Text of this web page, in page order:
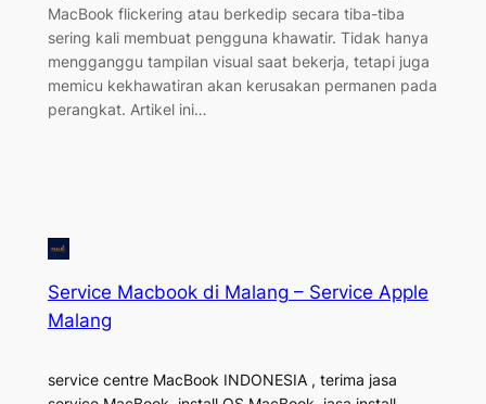
MacBook flickering atau berkedip secara tiba-tiba
sering kali membuat pengguna khawatir. Tidak hanya
mengganggu tampilan visual saat bekerja, tetapi juga
memicu kekhawatiran akan kerusakan permanen pada
perangkat. Artikel ini…
Service Macbook di Malang – Service Apple
Malang
service centre MacBook INDONESIA , terima jasa